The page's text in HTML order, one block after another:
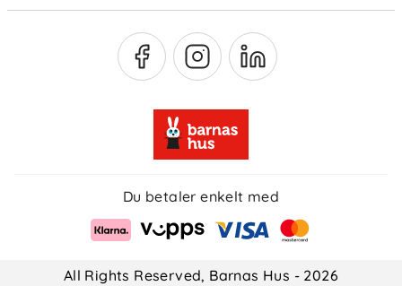
Du betaler enkelt med
All Rights Reserved, Barnas Hus - 2026